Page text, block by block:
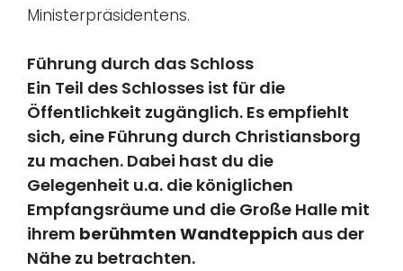
Ministerpräsidentens.
Führung durch das Schloss
Ein Teil des Schlosses ist für die
Öffentlichkeit zugänglich. Es empfiehlt
sich, eine Führung durch Christiansborg
zu machen. Dabei hast du die
Gelegenheit u.a. die königlichen
Empfangsräume und die Große Halle mit
ihrem berühmten Wandteppich aus der
Nähe zu betrachten.